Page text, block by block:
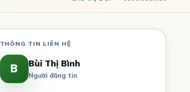
THÔNG TIN LIÊN HỆ
B Bùi Thị Bình
Người đăng tin